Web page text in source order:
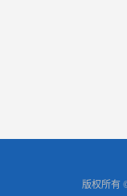
版权所有